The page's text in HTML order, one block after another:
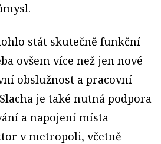
stát skutečně funkční
ovšem více než jen nové
obslužnost a pracovní
je také nutná podpora
a napojení místa
v metropoli, včetně